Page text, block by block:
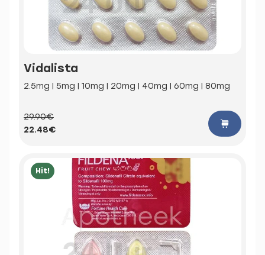
Vidalista
2.5mg | 5mg | 10mg | 20mg | 40mg | 60mg | 80mg
29.90€
22.48€
Hit!